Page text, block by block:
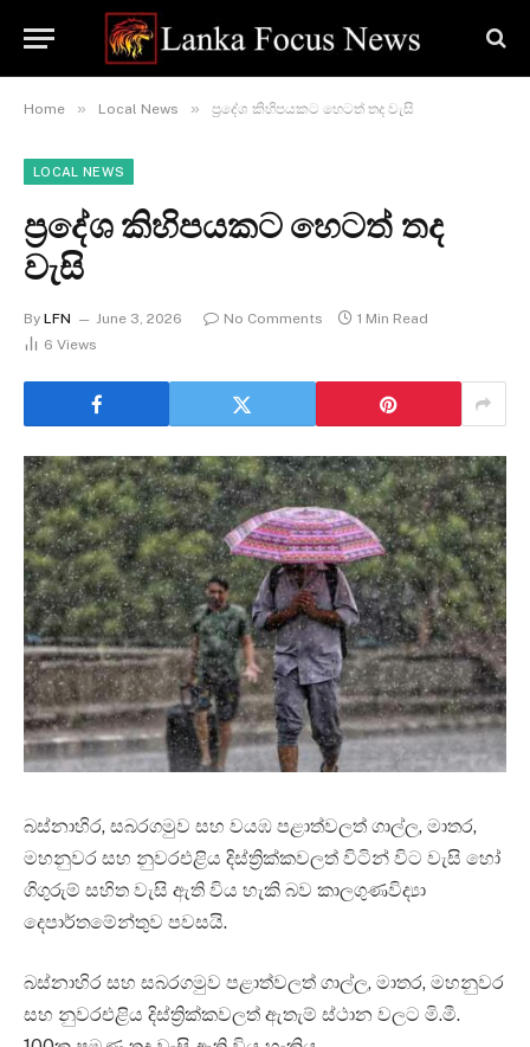
Home » Local News » ප්‍රදේශ කිහිපයකට හෙටත් තද වැසි
LOCAL NEWS
ප්‍රදේශ කිහිපයකට හෙටත් තද
වැසි
By LFN June 3, 2026 No Comments
1 Min Read
6 Views
බස්නාහිර, සබරගමුව සහ වයඹ පළාත්වලත් ගාල්ල, මාතර,
මහනුවර සහ නුවරඑළිය දිස්ත්‍රික්කවලත් විටින් විට වැසි හෝ
ගිගුරුම් සහිත වැසි ඇති විය හැකි බව කාලගුණවිද්‍යා
දෙපාර්තමේන්තුව පවසයි.
බස්නාහිර සහ සබරගමුව පළාත්වලත් ගාල්ල, මාතර, මහනුවර
සහ නුවරඑළිය දිස්ත්‍රික්කවලත් ඇතැම් ස්ථාන වලට මි.මී.